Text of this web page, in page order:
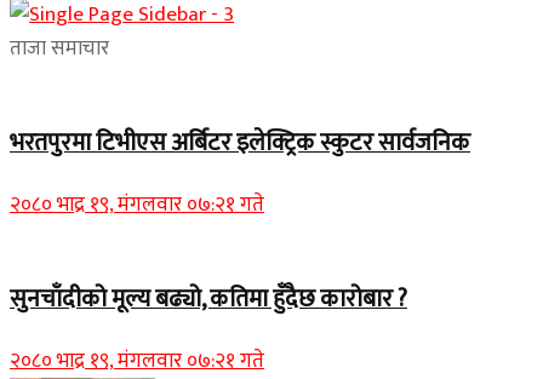
ताजा समाचार
भरतपुरमा टिभीएस अर्बिटर इलेक्ट्रिक स्कुटर सार्वजनिक
२०८० भाद्र १९, मंगलवार ०७:२१ गते
सुनचाँदीको मूल्य बढ्यो, कतिमा हुँदैछ कारोबार ?
२०८० भाद्र १९, मंगलवार ०७:२१ गते